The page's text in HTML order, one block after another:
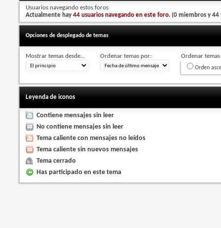
Usuarios navegando estos foros
Actualmente hay44 usuarios navegando en este foro. (0 miembros y 44
Opciones de desplegado de temas
Mostrar temas desde... Ordenar temas por: Ordenar
Orden
Leyenda de iconos
Contiene mensajes sin leer
No contiene mensajes sin leer
Tema caliente con mensajes no leídos
Tema caliente sin nuevos mensajes
Tema cerrado
Has participado en este tema